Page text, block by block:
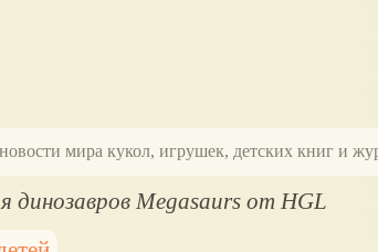
мира кукол, игрушек, детских книг и
динозавров Megasaurs от HGL